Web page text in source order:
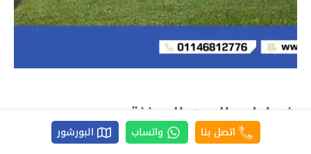
شواطئ العين السخنة
تتميز العين السخنة بأنها تضم العديد من الشواطئ
اتصل بنا واتساب البورشور